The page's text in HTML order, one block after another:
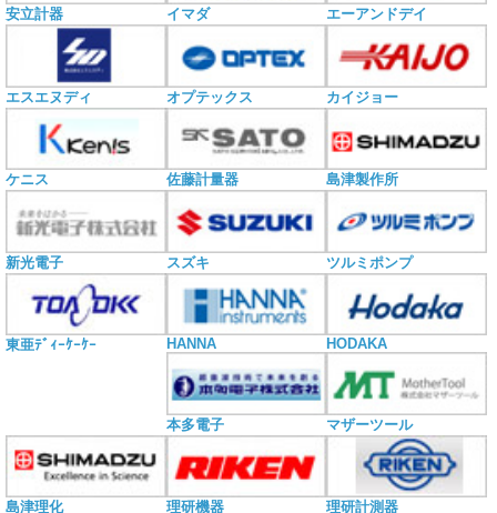
安立計器 イマダ エーアンドデイ
エスエヌディ オプテックス カイジョー
ケニス 佐藤計量器 島津製作所
新光電子 スズキ ツルミポンプ
東亜ﾃﾞｨｰｹｰｹｰ HANNA HODAKA
本多電子 マザーツール
島津理化 理研機器 理研計測器